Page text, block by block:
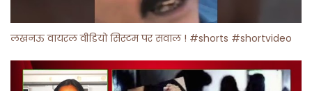
लखनऊ वायरल वीडियो सिस्टम पर सवाल ! #shorts #shortvideo